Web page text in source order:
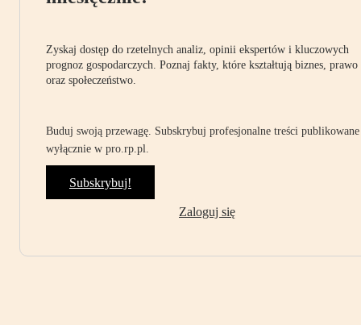
Zyskaj dostęp do rzetelnych analiz, opinii ekspertów i kluczowych
prognoz gospodarczych. Poznaj fakty, które kształtują biznes, prawo
oraz społeczeństwo.
Buduj swoją przewagę. Subskrybuj profesjonalne treści publikowane
wyłącznie w pro.rp.pl.
Subskrybuj!
Zaloguj się